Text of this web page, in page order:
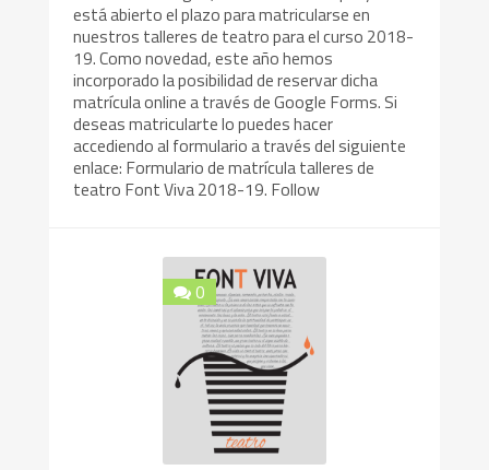
está abierto el plazo para matricularse en
nuestros talleres de teatro para el curso 2018-
19. Como novedad, este año hemos
incorporado la posibilidad de reservar dicha
matrícula online a través de Google Forms. Si
deseas matricularte lo puedes hacer
accediendo al formulario a través del siguiente
enlace: Formulario de matrícula talleres de
teatro Font Viva 2018-19. Follow
0